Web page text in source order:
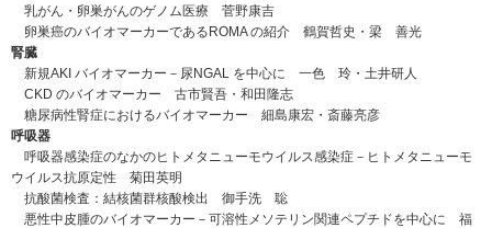
乳がん・卵巣がんのゲノム医療 菅野康吉
卵巣癌のバイオマーカーであるROMA の紹介 鶴賀哲史・梁 善光
腎臓
新規AKI バイオマーカー－尿NGAL を中心に 一色 玲・土井研人
CKD のバイオマーカー 古市賢吾・和田隆志
糖尿病性腎症におけるバイオマーカー 細島康宏・斎藤亮彦
呼吸器
呼吸器感染症のなかのヒトメタニューモウイルス感染症－ヒトメタニューモ
ウイルス抗原定性 菊田英明
抗酸菌検査：結核菌群核酸検出 御手洗 聡
悪性中皮腫のバイオマーカー－可溶性メソテリン関連ペプチドを中心に 福